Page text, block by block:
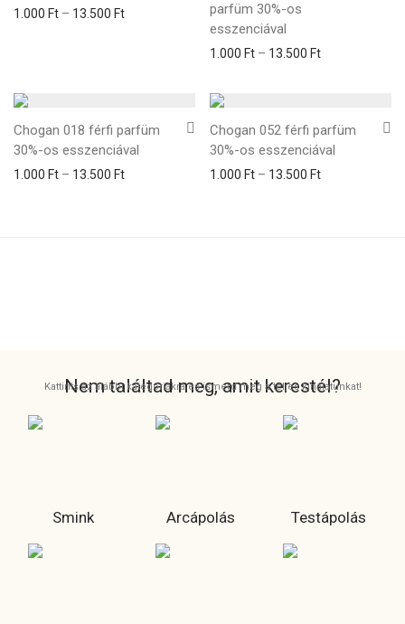
1.000 Ft – 13.500 Ft
parfüm 30%-os
esszenciával
1.000 Ft – 13.500 Ft
Chogan 018 férfi parfüm
30%-os esszenciával
1.000 Ft – 13.500 Ft
Chogan 052 férfi parfüm
30%-os esszenciával
1.000 Ft – 13.500 Ft
Nem találtad meg, amit kerestél?
Kattints az alábbi kategóriákra és ismerd meg a teljes kínálatunkat!
Smink Arcápolás Testápolás